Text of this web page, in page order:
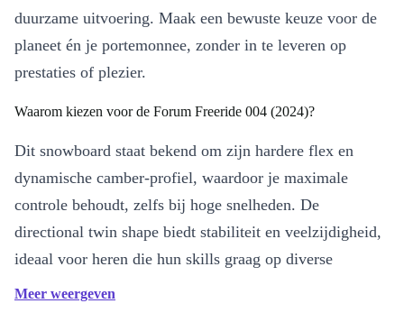
duurzame uitvoering. Maak een bewuste keuze voor de
planeet én je portemonnee, zonder in te leveren op
prestaties of plezier.
Waarom kiezen voor de Forum Freeride 004 (2024)?
Dit snowboard staat bekend om zijn hardere flex en
dynamische camber-profiel, waardoor je maximale
controle behoudt, zelfs bij hoge snelheden. De
directional twin shape biedt stabiliteit en veelzijdigheid,
ideaal voor heren die hun skills graag op diverse
freestyle-terreinen inzetten. Elk board is professioneel
Meer weergeven